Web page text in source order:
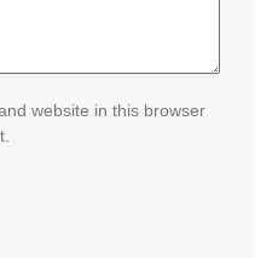
website in this browser